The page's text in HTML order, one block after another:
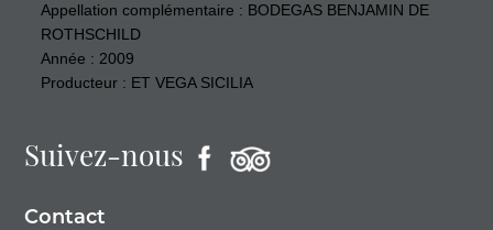
Appellation complémentaire : BODEGAS BENJAMIN DE
ROTHSCHILD
Année : 2009
Producteur : ET VEGA SICILIA
Suivez-nous
Contact